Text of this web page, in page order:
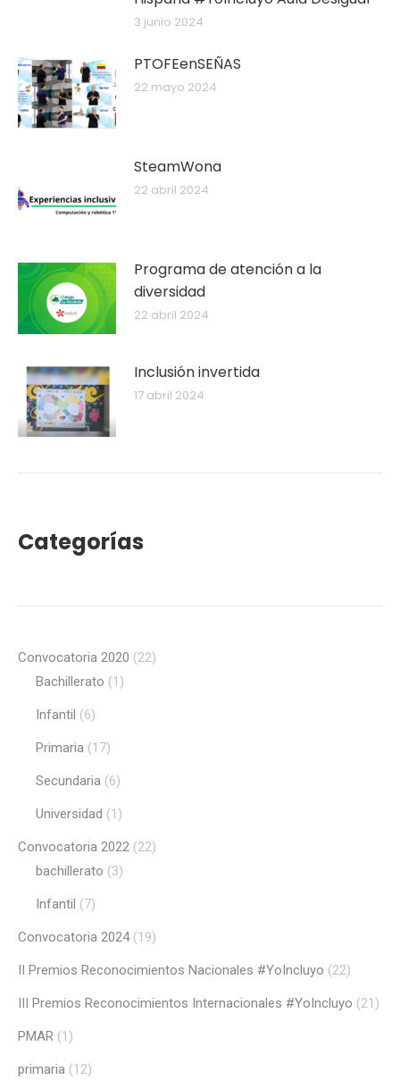
3 junio 2024
PTOFEenSEÑAS
22 mayo 2024
SteamWona
22 abril 2024
Programa de atención a la
diversidad
22 abril 2024
Inclusión invertida
17 abril 2024
Categorías
Convocatoria 2020 (22)
Bachillerato (1)
Infantil (6)
Primaria (17)
Secundaria (6)
Universidad (1)
Convocatoria 2022 (22)
bachillerato (3)
Infantil (7)
Convocatoria 2024(19)
II Premios Reconocimientos Nacionales #YoIncluyo (22)
III Premios Reconocimientos Internacionales #YoIncluyo (21)
PMAR (1)
primaria (12)